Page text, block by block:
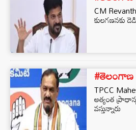
CM
కులగణనకు
#తెలంగాణ
TPCC
అత్యంత
వస్తున్నారు